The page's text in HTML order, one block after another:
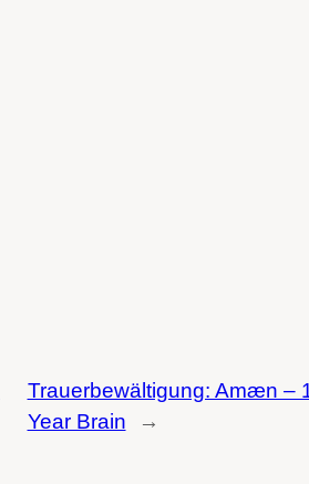
Trauerbewältigung: Amæn –
Year Brain
→